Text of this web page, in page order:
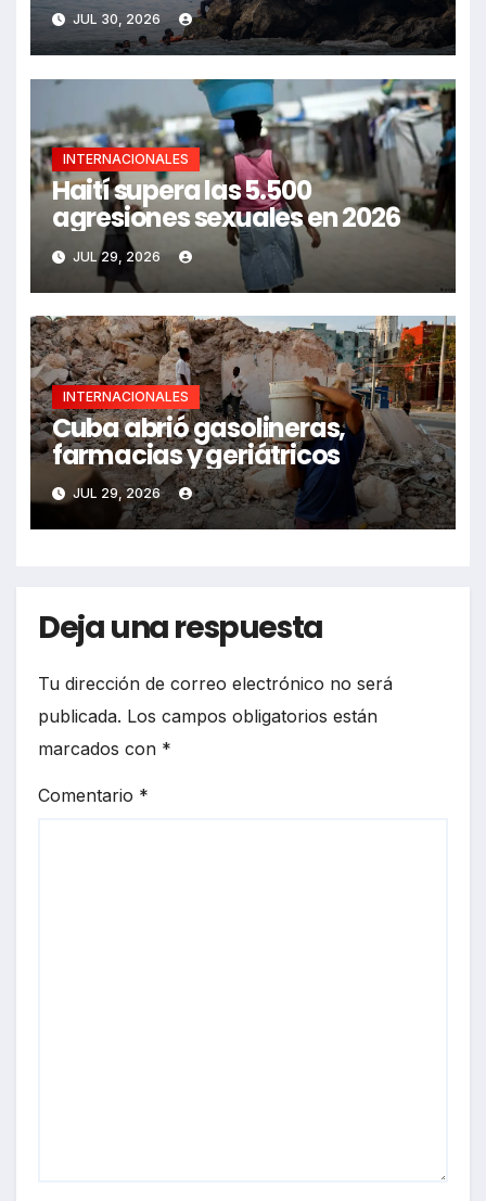
JUL 30, 2026
INTERNACIONALES
Haití supera las 5.500
agresiones sexuales en 2026
JUL 29, 2026
INTERNACIONALES
Cuba abrió gasolineras,
farmacias y geriátricos
JUL 29, 2026
Deja una respuesta
Tu dirección de correo electrónico no será
publicada. Los campos obligatorios están
marcados con *
Comentario *